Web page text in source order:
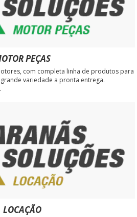
PEÇAS
com completa linha de produtos para
variedade a pronta entrega.
LOCAÇÃO